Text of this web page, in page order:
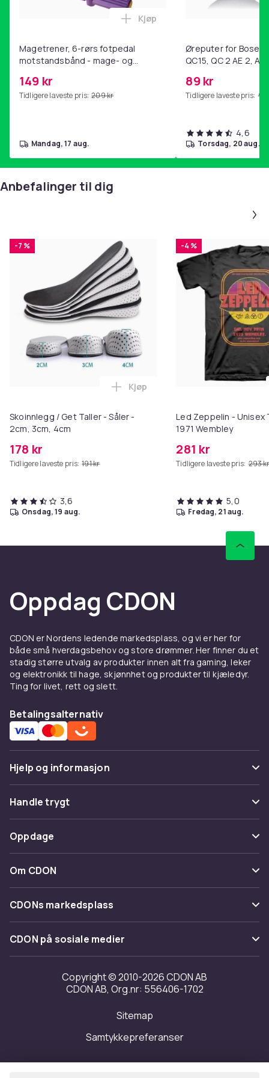
Magetrener, 6-rørs fotpedal
motstandsbånd - mage- og
hjemmegymnastikk Purple
149 kr
Tidligere laveste pris: 209 kr
Legg Magetrener, 6-rørs
Kjøp
mandag, 17 aug.
Øreputer for Bose
QC15, QC 2 AE 2, AE
89 kr
Tidligere laveste pris: 99
4,6
torsdag, 20 aug.
Anbefalinger til dig
-7 %
Skoinnlegg / Get Taller - Såler -
2cm, 3cm, 4cm
178 kr
Tidligere laveste pris: 191 kr
Legg Skoinnlegg / Get Taller -
Kjøp
3,6
onsdag, 19 aug.
-4 %
Led Zeppelin -
1971 Wembley
281 kr
Tidligere laveste pris: 293
5,0
fredag, 21 aug.
Oppdag CDON
CDON er Nordens ledende markedsplass, og vi er her for
både små hverdagsbehov og store drømmer. Her finner du et
stadig større utvalg av produkter innen alt fra gaming, leker
og elektronikk til hage, skjønnhet og produkter til kjæledyr.
Ting for livet, rett og slett.
Betalingsalternativ
Hjelp og informasjon
Vanlige spørsmål
Spor pakke
Angre & returner her
Kontakt oss
Handle trygt
Betaling
Levering
Tilbakekallinger
Oppdage
Kategorier
Varemerker
Om CDON
Om oss
Kundeanmeldelser
Jobbe på CDON
Investor relations
Tilgjengelighet
CDONs markedsplass
Merchant Help Center
CDON på sosiale medier
Copyright © 2010-2026 CDON AB
CDON AB, Org.nr: 556406-1702
Sitemap
Samtykkepreferanser